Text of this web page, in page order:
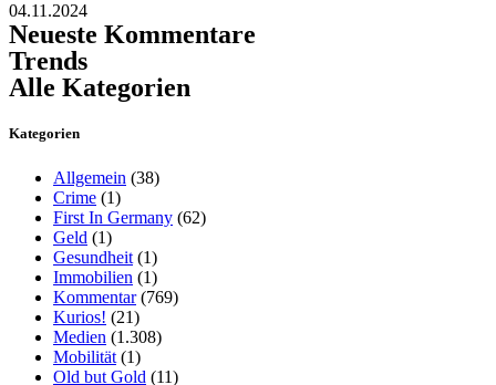
04.11.2024
Neueste Kommentare
Trends
Alle Kategorien
Kategorien
Allgemein (38)
Crime (1)
First In Germany (62)
Geld (1)
Gesundheit (1)
Immobilien (1)
Kommentar(769)
Kurios! (21)
Medien (1.308)
Mobilität (1)
Old but Gold (11)